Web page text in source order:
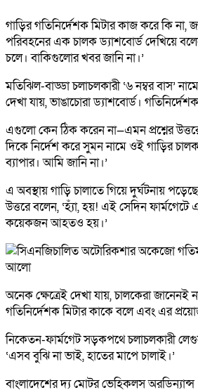
গাড়ির গতিনির্দেশক মিটার কাজ করে কি
পরিবহনের এক চালক ড্যাশবোর্ড দেখিয়ে
চলে। বাকিগুলোর খবর জানি না।’
মতিঝিল-বাড্ডা চলাচলকারী ‘৬ নম্বর বাস’
দেখা যায়, ভাঙাচোরা ড্যাশবোর্ড।
এগুলো কেন ঠিক করেন না—এমন প্রশ্নের
দিকে নির্দেশ করে সুমন নামে ওই গাড়ির
ব্যাপার। আমি জানি না।’
এ অবস্থায় গাড়ি চালাতে গিয়ে দুর্ঘটনায়
উত্তরে বলেন, ‘হ্যাঁ, হয়! এই সেদিন
কয়েকজন আহতও হয়।’
অনেক ক্ষেত্রেই দেখা যায়, চালকেরা জানেনই
গতিনির্দেশক মিটার কাকে বলে এবং এর
নিকেতন-ফার্মগেট সড়কপথে চলাচলকারী
‘এসব বুঝি না ভাই, হাতের মাপে চালাই।’
বাংলাদেশের দ্য মোটর ভেহিকলস